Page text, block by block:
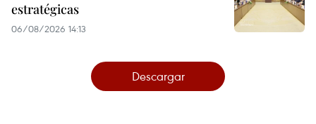
estratégicas
06/08/2026 14:13
Descargar